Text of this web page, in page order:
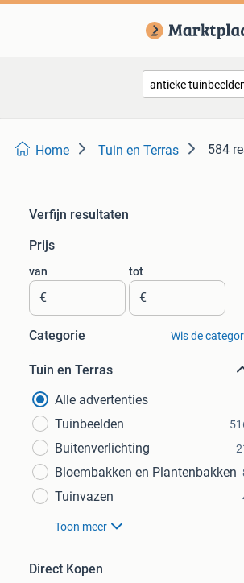
Home Tuin en Terras 584
Verfijn resultaten
Prijs
van
€
tot
€
Categorie Wis de
Tuin en Terras
Alle advertenties
Tuinbeelden
Buitenverlichting
Bloembakken en Plantenbakken
Tuinvazen
Toon meer
Direct Kopen